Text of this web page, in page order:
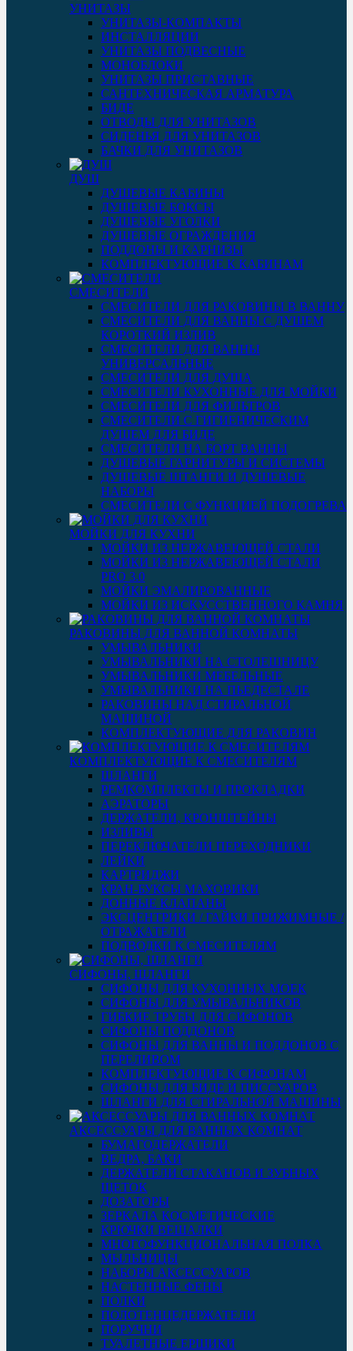
УНИТАЗЫ
УНИТАЗЫ-КОМПАКТЫ
ИНСТАЛЛЯЦИИ
УНИТАЗЫ ПОДВЕСНЫЕ
МОНОБЛОКИ
УНИТАЗЫ ПРИСТАВНЫЕ
САНТЕХНИЧЕСКАЯ АРМАТУРА
БИДЕ
ОТВОДЫ ДЛЯ УНИТАЗОВ
СИДЕНЬЯ ДЛЯ УНИТАЗОВ
БАЧКИ ДЛЯ УНИТАЗОВ
ДУШ
ДУШЕВЫЕ КАБИНЫ
ДУШЕВЫЕ БОКСЫ
ДУШЕВЫЕ УГОЛКИ
ДУШЕВЫЕ ОГРАЖДЕНИЯ
ПОДДОНЫ И КАРНИЗЫ
КОМПЛЕКТУЮЩИЕ К КАБИНАМ
СМЕСИТЕЛИ
СМЕСИТЕЛИ ДЛЯ РАКОВИНЫ В ВАННУ
СМЕСИТЕЛИ ДЛЯ ВАННЫ С ДУШЕМ
КОРОТКИЙ ИЗЛИВ
СМЕСИТЕЛИ ДЛЯ ВАННЫ
УНИВЕРСАЛЬНЫЕ
СМЕСИТЕЛИ ДЛЯ ДУША
СМЕСИТЕЛИ КУХОННЫЕ ДЛЯ МОЙКИ
СМЕСИТЕЛИ ДЛЯ ФИЛЬТРОВ
СМЕСИТЕЛИ С ГИГИЕНИЧЕСКИМ
ДУШЕМ ДЛЯ БИДЕ
СМЕСИТЕЛИ НА БОРТ ВАННЫ
ДУШЕВЫЕ ГАРНИТУРЫ И СИСТЕМЫ
ДУШЕВЫЕ ШТАНГИ И ДУШЕВЫЕ
НАБОРЫ
СМЕСИТЕЛИ С ФУНКЦИЕЙ ПОДОГРЕВА
МОЙКИ ДЛЯ КУХНИ
МОЙКИ ИЗ НЕРЖАВЕЮЩЕЙ СТАЛИ
МОЙКИ ИЗ НЕРЖАВЕЮЩЕЙ СТАЛИ
PRO 3.0
МОЙКИ ЭМАЛИРОВАННЫЕ
МОЙКИ ИЗ ИСКУССТВЕННОГО КАМНЯ
РАКОВИНЫ ДЛЯ ВАННОЙ КОМНАТЫ
УМЫВАЛЬНИКИ
УМЫВАЛЬНИКИ НА СТОЛЕШНИЦУ
УМЫВАЛЬНИКИ МЕБЕЛЬНЫЕ
УМЫВАЛЬНИКИ НА ПЬЕДЕСТАЛЕ
РАКОВИНЫ НАД СТИРАЛЬНОЙ
МАШИНОЙ
КОМПЛЕКТУЮЩИЕ ДЛЯ РАКОВИН
КОМПЛЕКТУЮЩИЕ К СМЕСИТЕЛЯМ
ШЛАНГИ
РЕМКОМПЛЕКТЫ И ПРОКЛАДКИ
АЭРАТОРЫ
ДЕРЖАТЕЛИ, КРОНШТЕЙНЫ
ИЗЛИВЫ
ПЕРЕКЛЮЧАТЕЛИ ПЕРЕХОДНИКИ
ЛЕЙКИ
КАРТРИДЖИ
КРАН-БУКСЫ МАХОВИКИ
ДОННЫЕ КЛАПАНЫ
ЭКСЦЕНТРИКИ / ГАЙКИ ПРИЖИМНЫЕ /
ОТРАЖАТЕЛИ
ПОДВОДКИ К СМЕСИТЕЛЯМ
СИФОНЫ, ШЛАНГИ
СИФОНЫ ДЛЯ КУХОННЫХ МОЕК
СИФОНЫ ДЛЯ УМЫВАЛЬНИКОВ
ГИБКИЕ ТРУБЫ ДЛЯ СИФОНОВ
СИФОНЫ ПОДДОНОВ
СИФОНЫ ДЛЯ ВАННЫ И ПОДДОНОВ С
ПЕРЕЛИВОМ
КОМПЛЕКТУЮЩИЕ К СИФОНАМ
СИФОНЫ ДЛЯ БИДЕ И ПИССУАРОВ
ШЛАНГИ ДЛЯ СТИРАЛЬНОЙ МАШИНЫ
АКСЕССУАРЫ ДЛЯ ВАННЫХ КОМНАТ
БУМАГОДЕРЖАТЕЛИ
ВЕДРА, БАКИ
ДЕРЖАТЕЛИ СТАКАНОВ И ЗУБНЫХ
ЩЕТОК
ДОЗАТОРЫ
ЗЕРКАЛА КОСМЕТИЧЕСКИЕ
КРЮЧКИ ВЕШАЛКИ
МНОГОФУНКЦИОНАЛЬНАЯ ПОЛКА
МЫЛЬНИЦЫ
НАБОРЫ АКСЕССУАРОВ
НАСТЕННЫЕ ФЕНЫ
ПОЛКИ
ПОЛОТЕНЦЕДЕРЖАТЕЛИ
ПОРУЧНИ
ТУАЛЕТНЫЕ ЕРШИКИ